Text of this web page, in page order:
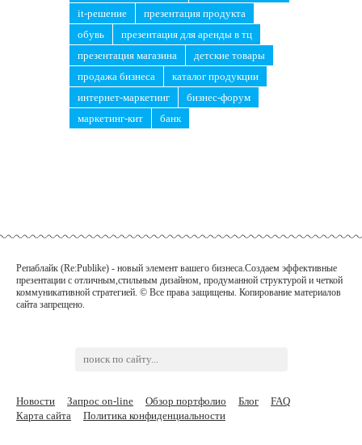
it-решение
презентация продукта
обувь
презентация для аренды в тц
презентация магазина
детские товары
продажа бизнеса
каталог продукции
интернет-маркетинг
бизнес-форум
маркетинг-кит
банк
Репаблайк (Re:Publike) - новый элемент вашего бизнеса.Создаем эффективные
презентации с отличным,стильным дизайном, продуманной структурой и четкой
коммуникативной стратегией. © Все права защищены. Копирование материалов
сайта запрещено.
Новости Запрос on-line Обзор портфолио Блог
FAQ
Карта сайта
Политика конфиденциальности